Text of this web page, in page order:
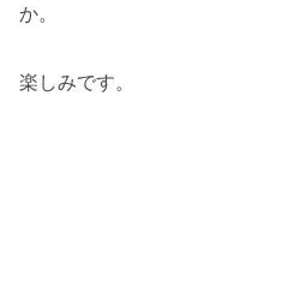
か。
楽しみです。